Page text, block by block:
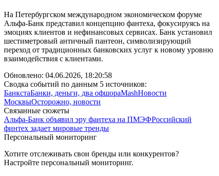
На Петербургском международном экономическом форуме
Альфа-Банк представил концепцию фантеха, фокусируясь на
эмоциях клиентов и нефинансовых сервисах. Банк установил
шестиметровый античный пантеон, символизирующий
переход от традиционных банковских услуг к новому уровню
взаимодействия с клиентами.
Обновлено: 04.06.2026, 18:20:58
Сводка событий по данным 5 источников:
БанкстаБанки, деньги, два офшораMashНовости
МосквыОсторожно, новости
Связанные сюжеты
Альфа-Банк объявил эру фантеха на ПМЭФРоссийский
финтех задает мировые тренды
Персональный мониторинг
Хотите отслеживать свои бренды или конкурентов?
Настройте персональный мониторинг.